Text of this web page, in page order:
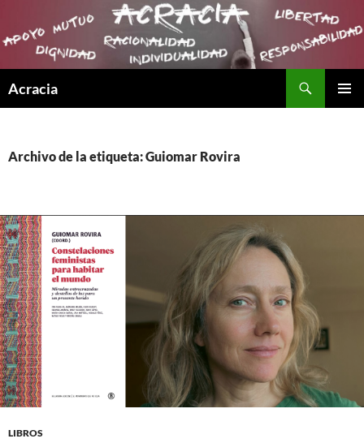
Acracia
Archivo de la etiqueta: Guiomar Rovira
LIBROS